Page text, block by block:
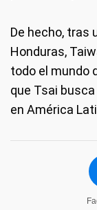
De hecho, tras
Honduras,
todo el mundo
que Tsai
en América